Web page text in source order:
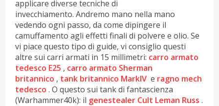
applicare diverse tecniche di
invecchiamento. Andremo mano nella mano
vedendo ogni passo, da come dipingere il
camuffamento agli effetti finali di polvere e olio. Se
vi piace questo tipo di guide, vi consiglio questi
altre sui carri armati in 15 millimetri: carro armato
tedesco E25 , carro armato Sherman
britannico , tank britannico MarkIV e ragno mech
tedesco . O questo sui tank di fantascienza
(Warhammer40k): il genestealer Cult Leman Russ .